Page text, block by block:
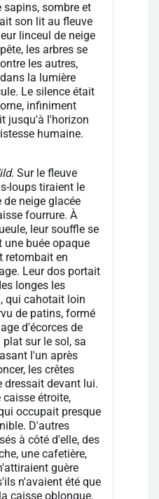
sapins, sombre et
son lit au fleuve
linceul de neige
les arbres se
les autres,
la lumière
Le silence était
infiniment
jusqu'à l'horizon
humaine.
. Sur le fleuve
loups tiraient le
de neige glacée
fourrure. À
leur souffle se
buée opaque
retombait en
Leur dos portait
longes les
qui cahotait loin
de patins, formé
d'écorces de
sur le sol, sa
l'un après
les crêtes
dressait devant lui.
étroite,
occupait presque
D'autres
à côté d'elle, des
une cafetière,
guère
n'avaient été que
caisse oblongue.